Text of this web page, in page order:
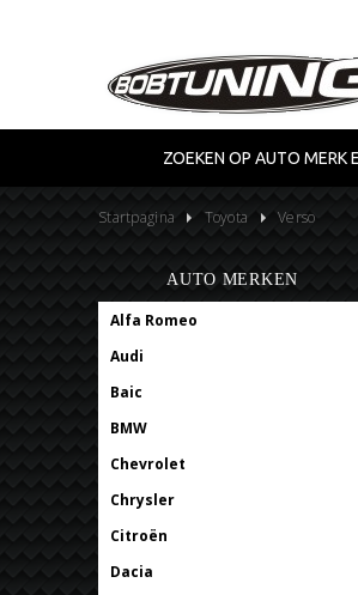
ZOEKEN OP AUTO MERK
Startpagina Toyota Verso
AUTO MERKEN
Alfa Romeo
Audi
Baic
BMW
Chevrolet
Chrysler
Citroën
Dacia